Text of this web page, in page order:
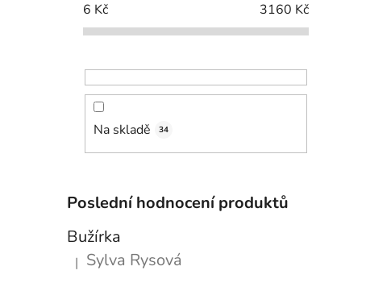
6 Kč 3160 Kč
Na skladě 34
Poslední hodnocení produktů
Bužírka
Hodnocení produktu je 5 z 5 hvězdiček.
| Sylva Rysová